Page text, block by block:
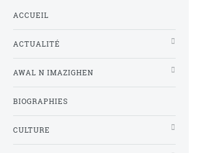
ACCUEIL
ACTUALITÉ
AWAL N IMAZIGHEN
BIOGRAPHIES
CULTURE